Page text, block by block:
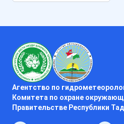
Агентство по
Комитета по охране
Правительстве Республики